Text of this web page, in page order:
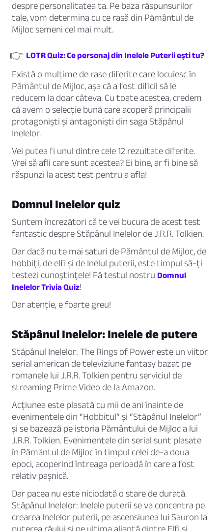
despre personalitatea ta. Pe baza răspunsurilor
tale, vom determina cu ce rasă din Pământul de
Mijloc semeni cel mai mult.
👉 LOTR Quiz: Ce personaj din Inelele Puterii ești tu?
Există o mulțime de rase diferite care locuiesc în
Pământul de Mijloc, așa că a fost dificil să le
reducem la doar câteva. Cu toate acestea, credem
că avem o selecție bună care acoperă principalii
protagoniști și antagoniști din saga Stăpânul
Inelelor.
Vei putea fi unul dintre cele 12 rezultate diferite.
Vrei să afli care sunt acestea? Ei bine, ar fi bine să
răspunzi la acest test pentru a afla!
Domnul Inelelor quiz
Suntem încrezători că te vei bucura de acest test
fantastic despre Stăpânul Inelelor de J.R.R. Tolkien.
Dar dacă nu te mai saturi de Pământul de Mijloc, de
hobbiți, de elfi și de Inelul puterii, este timpul să-ți
testezi cunoștințele! Fă testul nostru Domnul
Inelelor Trivia Quiz!
Dar atenție, e foarte greu!
Stăpânul Inelelor: Inelele de putere
Stăpânul Inelelor: The Rings of Power este un viitor
serial american de televiziune fantasy bazat pe
romanele lui J.R.R. Tolkien pentru serviciul de
streaming Prime Video de la Amazon.
Acțiunea este plasată cu mii de ani înainte de
evenimentele din “Hobbitul” și “Stăpânul Inelelor”
și se bazează pe istoria Pământului de Mijloc a lui
J.R.R. Tolkien. Evenimentele din serial sunt plasate
în Pământul de Mijloc în timpul celei de-a doua
epoci, acoperind întreaga perioadă în care a fost
relativ pașnică.
Dar pacea nu este niciodată o stare de durată.
Stăpânul Inelelor: Inelele puterii se va concentra pe
crearea Inelelor puterii, pe ascensiunea lui Sauron la